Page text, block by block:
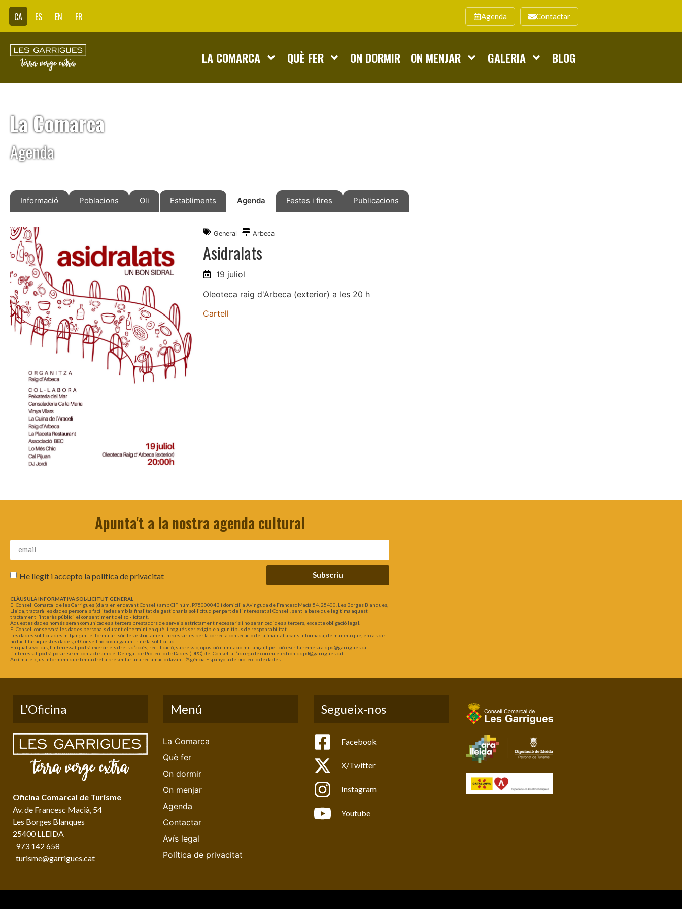
CA ES EN FR Agenda Contactar
LA COMARCA QUÈ FER ON DORMIR ON MENJAR GALERIA BLOG
La Comarca
Agenda
Informació Poblacions Oli Establiments Agenda Festes i fires Publicacions
General Arbeca
Asidralats
19 juliol
Oleoteca raig d'Arbeca (exterior) a les 20 h
Cartell
Apunta't a la nostra agenda cultural
He llegit i accepto lapolítica de privacitat Subscriu
CLÀUSULA INFORMATIVA SOL·LICITUT GENERAL
El Consell Comarcal de les Garrigues (d’ara en endavant Consell) amb CIF núm. P7500004B i domicili a Avinguda de Francesc Macià 54, 25400, Les Borges Blanques,
Lleida, tractarà les dades personals facilitades amb la finalitat de gestionar la sol·licitud per part de l’interessat al Consell, sent la base que legitima aquest
tractament l’interès públic i el consentiment del sol·licitant.
Aquestes dades només seran comunicades a tercers prestadors de serveis estrictament necessaris i no seran cedides a tercers, excepte obligació legal.
El Consell conservarà les dades personals durant el termini en què li pogués ser exigible algun tipus de responsabilitat.
Les dades sol·licitades mitjançant el formulari són les estrictament necessàries per la correcta consecució de la finalitat abans informada, de manera que, en cas de
no facilitar aquestes dades, el Consell no podrà garantir-ne la sol·licitud.
En qualsevol cas, l’Interessat podrà exercir els drets d’accés, rectificació, supressió, oposició i limitació mitjançant petició escrita remesa a dpd@garrigues.cat.
L’Interessat podrà posar-se en contacte amb el Delegat de Protecció de Dades (DPO) del Consell a l’adreça de correu electrònic dpd@garrigues.cat
Així mateix, us informem que teniu dret a presentar una reclamació davant l’Agència Espanyola de protecció de dades.
L'Oficina
Oficina Comarcal de Turisme
Av. de Francesc Macià, 54
Les Borges Blanques
25400 LLEIDA
973 142 658
turisme@garrigues.cat
Menú
La Comarca
Què fer
On dormir
On menjar
Agenda
Contactar
Avís legal
Política de privacitat
Segueix-nos
Facebook
X/Twitter
Instagram
Youtube